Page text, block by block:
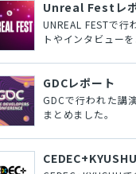
Unreal Festレ
UNREAL FESTで行
トやインタビューを
GDCレポート
GDCで行われた講
まとめました。